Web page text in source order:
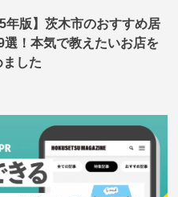
年版】茨木市のおすすめ居
選！本気で教えたいお店を
ました